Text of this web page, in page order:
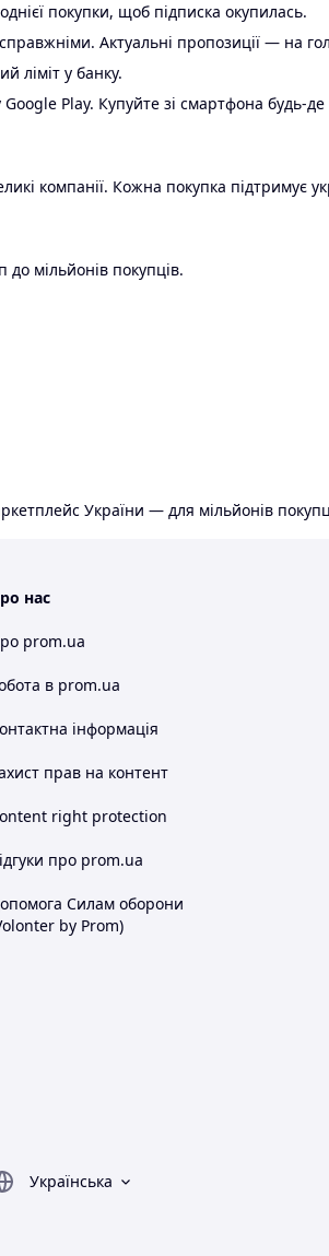
покупки, щоб підписка окупилась.
Актуальні пропозиції — на
ліміт у банку.
Play. Купуйте зі смартфона будь-де
компанії. Кожна покупка підтримує
мільйонів покупців.
України — для мільйонів
нас
prom.ua
в prom.ua
інформація
прав на контент
right protection
про prom.ua
Силам оборони
by Prom)
Українська